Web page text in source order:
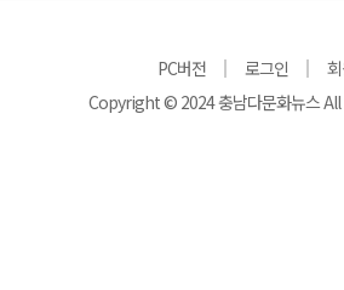
PC버전 로그인
Copyright © 2024 충남다문화뉴스